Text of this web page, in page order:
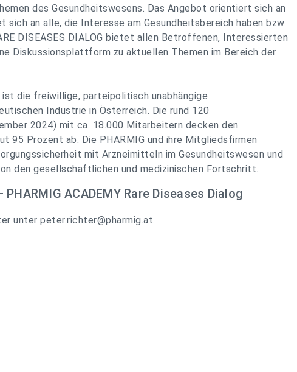
des Gesundheitswesens. Das Angebot orientiert sich an
an alle, die Interesse am Gesundheitsbereich haben bzw.
DISEASES DIALOG bietet allen Betroffenen, Interessierten
Diskussionsplattform zu aktuellen Themen im Bereich der
ist die freiwillige, parteipolitisch unabhängige
Industrie in Österreich. Die rund 120
2024) mit ca. 18.000 Mitarbeitern decken den
95 Prozent ab. Die PHARMIG und ihre Mitgliedsfirmen
mit Arzneimitteln im Gesundheitswesen und
den gesellschaftlichen und medizinischen Fortschritt.
ACADEMY Rare Diseases Dialog
unter peter.richter@pharmig.at.